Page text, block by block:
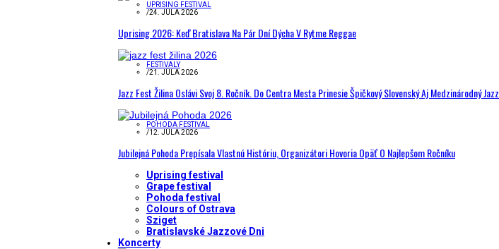
UPRISING FESTIVAL
/24. JÚLA 2026
Uprising 2026: Keď Bratislava Na Pár Dní Dýcha V Rytme Reggae
FESTIVALY
/21. JÚLA 2026
Jazz Fest Žilina Oslávi Svoj 8. Ročník. Do Centra Mesta Prinesie Špičkový Slovenský Aj Medzinárodný Jazz
POHODA FESTIVAL
/12. JÚLA 2026
Jubilejná Pohoda Prepísala Vlastnú Históriu, Organizátori Hovoria Opäť O Najlepšom Ročníku
Uprising festival
Grape festival
Pohoda festival
Colours of Ostrava
Sziget
Bratislavské Jazzové Dni
Koncerty